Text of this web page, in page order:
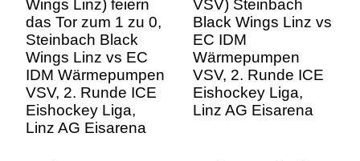
IDM Wärmepumpen
VSV, 2. Runde ICE
Eishockey Liga,
Linz AG Eisarena
VSV, 2. Runde ICE
Eishockey Liga,
Linz AG Eisarena